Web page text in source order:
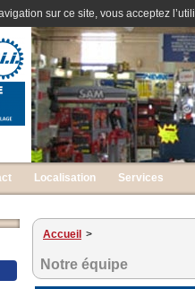
sur ce site, vous acceptez
Localisation Services
Accueil >
Notre équipe